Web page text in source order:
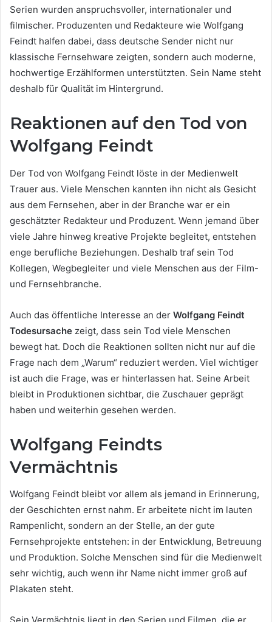
Serien wurden anspruchsvoller, internationaler und
filmischer. Produzenten und Redakteure wie Wolfgang
Feindt halfen dabei, dass deutsche Sender nicht nur
klassische Fernsehware zeigten, sondern auch moderne,
hochwertige Erzählformen unterstützten. Sein Name steht
deshalb für Qualität im Hintergrund.
Reaktionen auf den Tod von
Wolfgang Feindt
Der Tod von Wolfgang Feindt löste in der Medienwelt
Trauer aus. Viele Menschen kannten ihn nicht als Gesicht
aus dem Fernsehen, aber in der Branche war er ein
geschätzter Redakteur und Produzent. Wenn jemand über
viele Jahre hinweg kreative Projekte begleitet, entstehen
enge berufliche Beziehungen. Deshalb traf sein Tod
Kollegen, Wegbegleiter und viele Menschen aus der Film-
und Fernsehbranche.
Auch das öffentliche Interesse an der Wolfgang Feindt
Todesursache zeigt, dass sein Tod viele Menschen
bewegt hat. Doch die Reaktionen sollten nicht nur auf die
Frage nach dem „Warum“ reduziert werden. Viel wichtiger
ist auch die Frage, was er hinterlassen hat. Seine Arbeit
bleibt in Produktionen sichtbar, die Zuschauer geprägt
haben und weiterhin gesehen werden.
Wolfgang Feindts
Vermächtnis
Wolfgang Feindt bleibt vor allem als jemand in Erinnerung,
der Geschichten ernst nahm. Er arbeitete nicht im lauten
Rampenlicht, sondern an der Stelle, an der gute
Fernsehprojekte entstehen: in der Entwicklung, Betreuung
und Produktion. Solche Menschen sind für die Medienwelt
sehr wichtig, auch wenn ihr Name nicht immer groß auf
Plakaten steht.